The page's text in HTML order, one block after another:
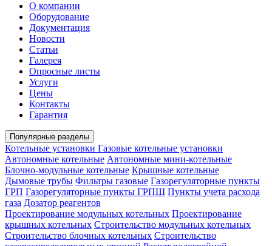
О компании
Оборудование
Документация
Новости
Статьи
Галерея
Опросные листы
Услуги
Цены
Контакты
Гарантия
Популярные разделы
Котельные установки Газовые котельные установки
Автономные котельные Автономные мини-котельные
Блочно-модульные котельные Крышные котельные
Дымовые трубы Фильтры газовые Газорегуляторные пункты
ГРП Газорегуляторные пункты ГРПШ Пункты учета расхода
газа Дозатор реагентов
Проектирование модульных котельных Проектирование
крышных котельных Строительство модульных котельных
Строительство блочных котельных Строительство